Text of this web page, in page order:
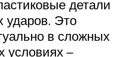
детали
ударов. Это
в сложных
условиях –